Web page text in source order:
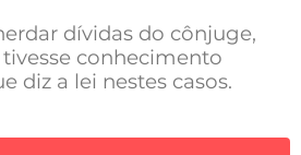
dívidas do cônjuge,
conhecimento
diz a lei nestes casos.